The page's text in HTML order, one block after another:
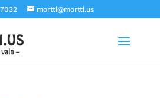
mortti@mortti.us